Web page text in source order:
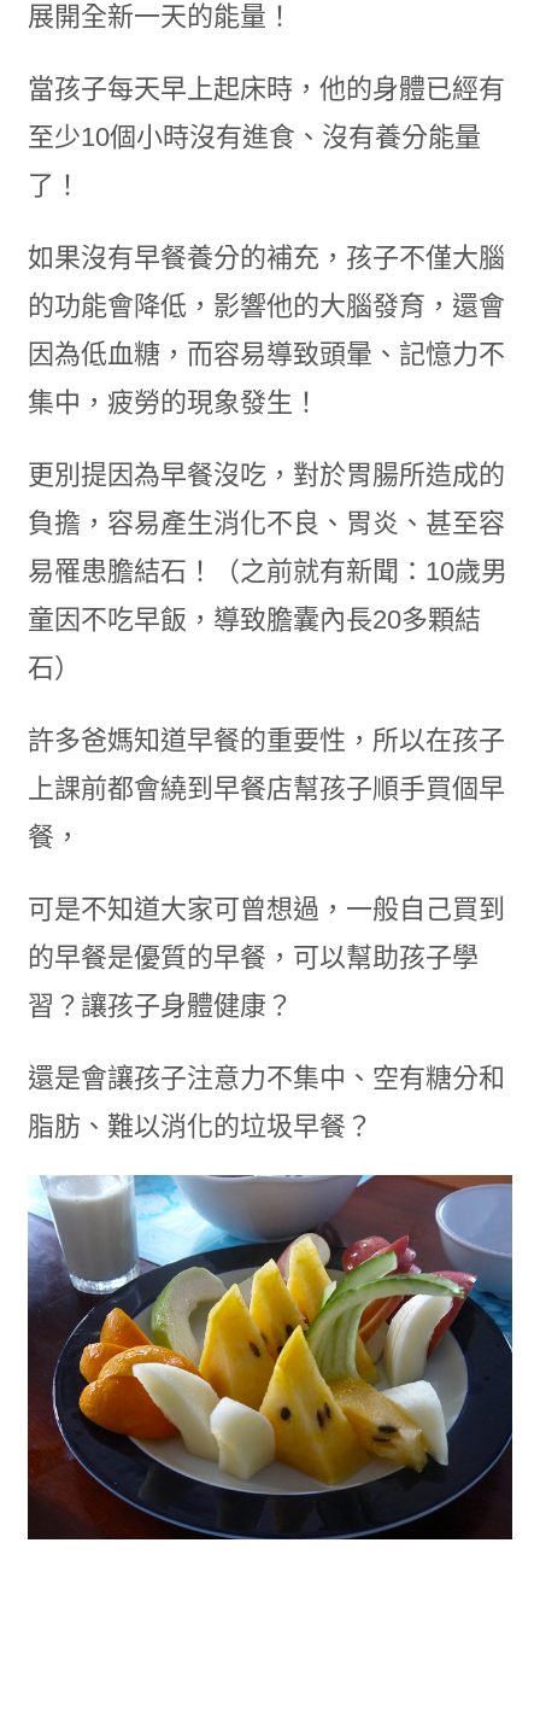
展開全新一天的能量！
當孩子每天早上起床時，他的身體已經有
至少10個小時沒有進食、沒有養分能量
了！
如果沒有早餐養分的補充，孩子不僅大腦
的功能會降低，影響他的大腦發育，還會
因為低血糖，而容易導致頭暈、記憶力不
集中，疲勞的現象發生！
更別提因為早餐沒吃，對於胃腸所造成的
負擔，容易產生消化不良、胃炎、甚至容
易罹患膽結石！（之前就有新聞：10歲男
童因不吃早飯，導致膽囊內長20多顆結
石）
許多爸媽知道早餐的重要性，所以在孩子
上課前都會繞到早餐店幫孩子順手買個早
餐，
可是不知道大家可曾想過，一般自己買到
的早餐是優質的早餐，可以幫助孩子學
習？讓孩子身體健康？
還是會讓孩子注意力不集中、空有糖分和
脂肪、難以消化的垃圾早餐？